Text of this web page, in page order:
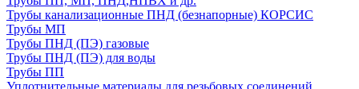
Трубы канализационные ПНД (безнапорные) КОРСИС
Трубы МП
Трубы ПНД (ПЭ) газовые
Трубы ПНД (ПЭ) для воды
Трубы ПП
Уплотнительные материалы для резьбовых соединений